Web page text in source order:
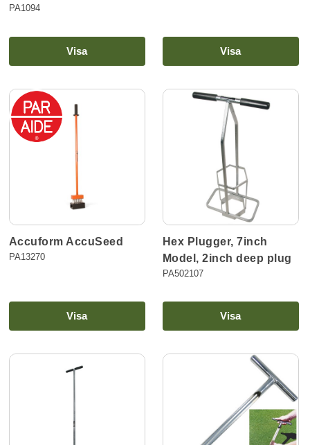
PA1094
Visa Visa
Accuform AccuSeed
PA13270
Visa
Hex Plugger, 7inch
Model, 2inch deep plug
PA502107
Visa